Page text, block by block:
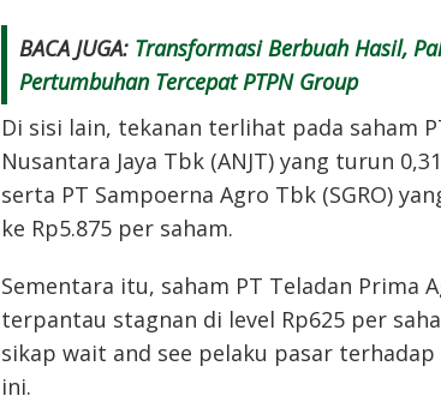
BACA JUGA: Transformasi Berbuah Hasil,
Pertumbuhan Tercepat PTPN Group
Di sisi lain, tekanan terlihat pada saham
Nusantara Jaya Tbk (ANJT) yang turun
serta PT Sampoerna Agro Tbk (SGRO)
ke Rp5.875 per saham.
Sementara itu, saham PT Teladan Prima
terpantau stagnan di level Rp625 per
sikap wait and see pelaku pasar
ini.